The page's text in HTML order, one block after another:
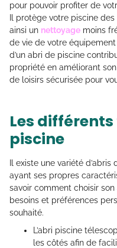
pour pouvoir profiter de
Il protège votre piscine
ainsi un nettoyage moins
de vie de votre
d’un abri de piscine
propriété en améliorant
de loisirs sécurisée pour
Les
piscine
Il existe une variété
ayant ses propres
savoir comment choisir
besoins et préférences
souhaité.
L’abri piscine
les côtés afin de